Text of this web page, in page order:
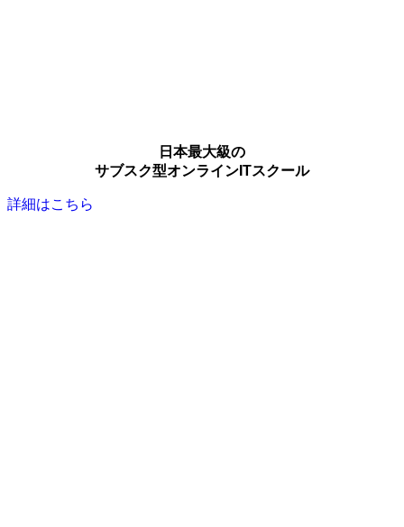
日本最大級の
サブスク型オンラインITスクール
詳細はこちら